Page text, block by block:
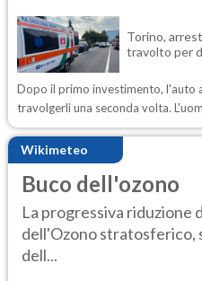
Torino,
travolto per
Dopo il primo investimento, l'auto
travolgerli una seconda volta.
Wikimeteo
Buco dell'ozono
La progressiva riduzione
dell'Ozono stratosferico,
dell...